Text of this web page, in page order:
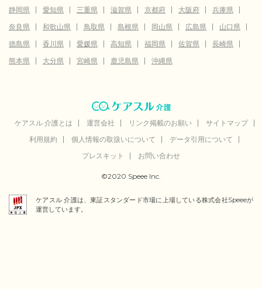
静岡県
愛知県 三重県 滋賀県 京都府 大阪府
兵庫県
奈良県
和歌山県 鳥取県 島根県 岡山県 広島県
山口県
徳島県
香川県 愛媛県 高知県 福岡県 佐賀県
長崎県
熊本県
大分県 宮崎県 鹿児島県 沖縄県
ケアスル 介護とは 運営会社 リンク掲載のお願い
サイトマップ
利用規約
個人情報の取扱いについて
データ引用について
プレスキット
お問い合わせ
©2020 Speee Inc.
ケアスル 介護は、東証スタンダード市場に上場している株式会社Speeeが
運営しています。